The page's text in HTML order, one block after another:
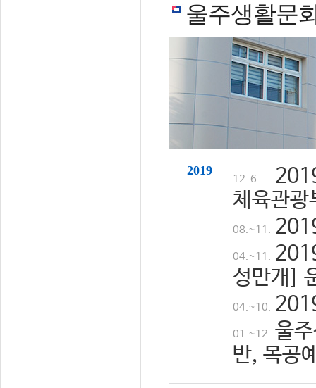
울주생활문
2019
12. 6.
체육관광
08.~11.
04.~11.
성만개]
04.~10.
01.~12. 울
반, 목공